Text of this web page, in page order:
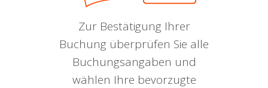
Zur Bestätigung Ihrer
Buchung überprüfen Sie alle
Buchungsangaben und
wählen Ihre bevorzugte